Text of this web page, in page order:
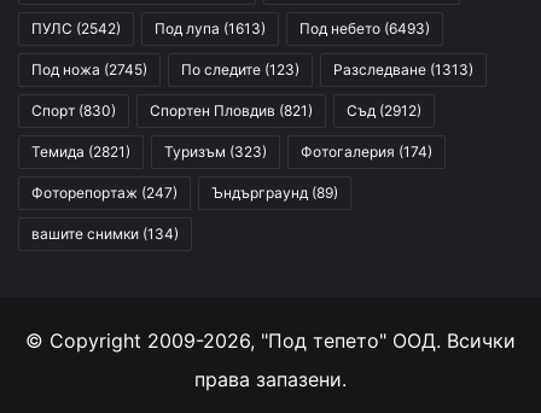
ПУЛС (2542) Под лупа (1613) Под небето (6493)
Под ножа (2745) По следите (123) Разследване (1313)
Спорт (830) Спортен Пловдив (821) Съд (2912)
Темида (2821) Туризъм (323) Фотогалерия (174)
Фоторепортаж (247) Ъндърграунд (89)
вашите снимки (134)
© Copyright 2009-2026, "Под тепето" ООД. Всички
права запазени.